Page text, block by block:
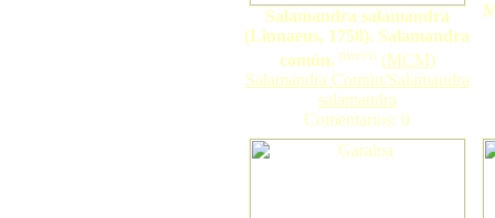
Salamandra salamandra
(Linnaeus, 1758). Salamandra
común. nuevo (MCM)
Salamandra Común/Salamandra
salamandra
Comentarios: 0